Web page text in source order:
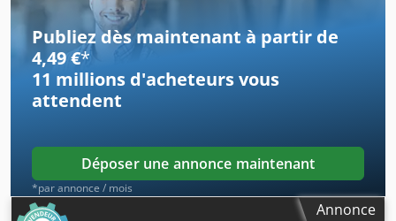
Publiez dès maintenant à partir de
4,49 €*
11 millions d'acheteursvous
attendent
Déposer une annonce maintenant
*par annonce / mois
Annonce